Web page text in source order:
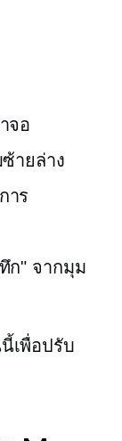
จอ
ายล่าง
าร
ก" จากมุม
เพื่อปรับ